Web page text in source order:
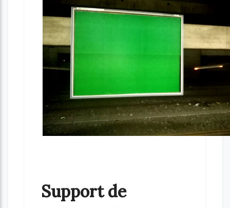
Support de